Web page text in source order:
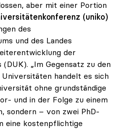
aber mit einer Portion
(uniko)
des
und des Landes
der
„Im Gegensatz zu den
handelt es sich
ohne grundständige
und in der Folge zu einem
sondern – von zwei PhD-
eine kostenpflichtige